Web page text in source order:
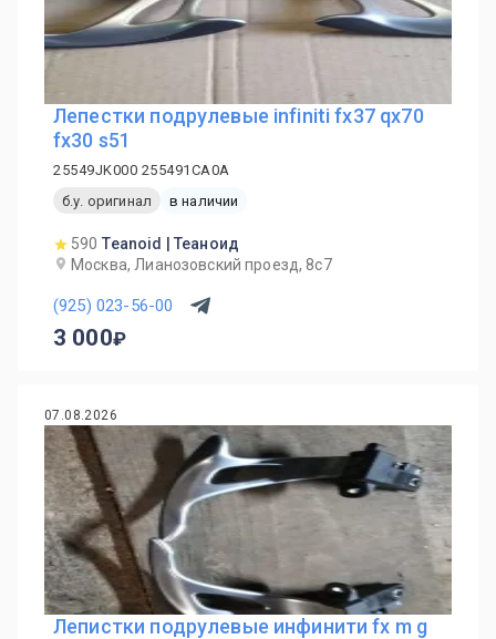
Лепестки подрулевые infiniti fx37 qx70
fx30 s51
25549JK000 255491CA0A
б.у. оригинал
в наличии
590 Teanoid | Теаноид
Москва, Лианозовский проезд, 8с7
(925) 023-56-00
3 000
07.08.2026
Лепистки подрулевые инфинити fx m g